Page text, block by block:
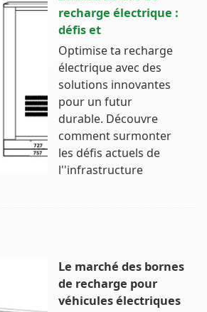
recharge électrique :
défis et
Optimise ta recharge
électrique avec des
solutions innovantes
pour un futur
durable. Découvre
comment surmonter
les défis actuels de
l''infrastructure
Le marché des bornes
de recharge pour
véhicules électriques